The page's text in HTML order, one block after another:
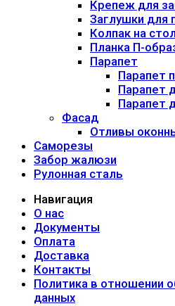
Крепеж для
Заглушки для
Колпак на
Планка П-
Парапет
Парапет
Парапет
Парапет
Фасад
Отливы
Саморезы
Забор жалюзи
Рулонная сталь
Навигация
О нас
Документы
Оплата
Доставка
Контакты
Политика в отношении
данных